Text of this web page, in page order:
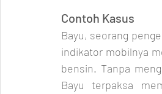
Contoh Kasus
Bayu, seorang
indikator mobilnya
bensin. Tanpa
Bayu terpaksa